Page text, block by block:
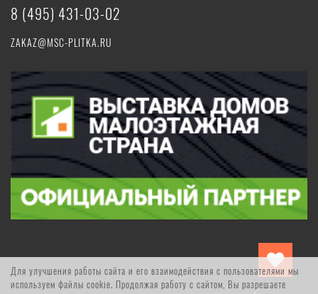
Для улучшения работы сайта и его взаимодействия с пользователями мы
используем файлы cookie. Продолжая работу с сайтом, Вы разрешаете
8 (495) 431-03-02
ZAKAZ@MSC-PLITKA.RU